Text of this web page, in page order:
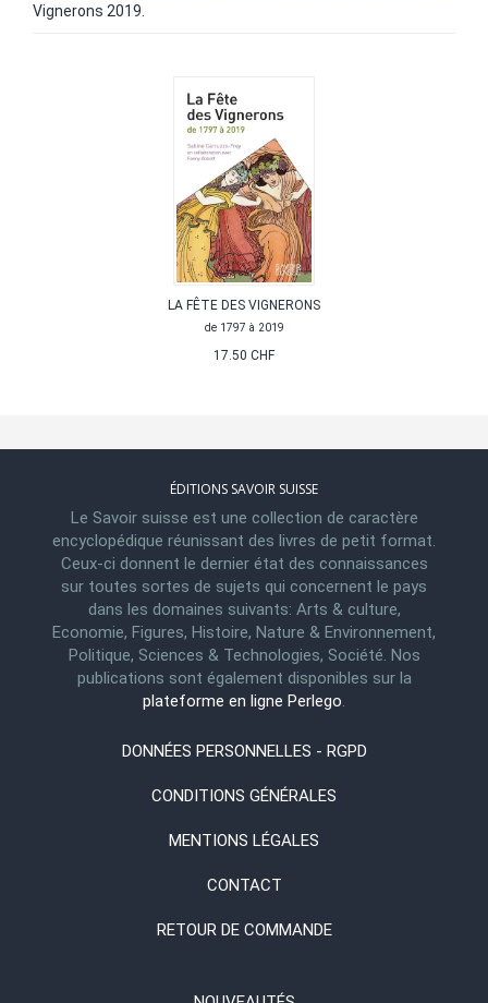
Vignerons 2019.
LA FÊTE DES VIGNERONS
de 1797 à 2019
17.50 CHF
ÉDITIONS SAVOIR SUISSE
Le Savoir suisse est une collection de caractère
encyclopédique réunissant des livres de petit format.
Ceux-ci donnent le dernier état des connaissances
sur toutes sortes de sujets qui concernent le pays
dans les domaines suivants: Arts & culture,
Economie, Figures, Histoire, Nature & Environnement,
Politique, Sciences & Technologies, Société. Nos
publications sont également disponibles sur la
plateforme en ligne Perlego.
DONNÉES PERSONNELLES - RGPD
CONDITIONS GÉNÉRALES
MENTIONS LÉGALES
CONTACT
RETOUR DE COMMANDE